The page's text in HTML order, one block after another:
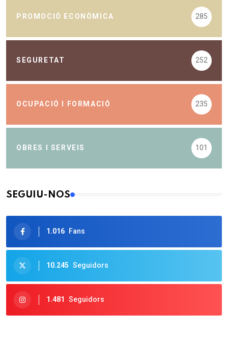
PROMOCIÓ ECONÒMICA 285
SEGURETAT 252
OCUPACIÓ I FORMACIÓ 235
OBRES I SERVEIS 101
SEGUIU-NOS
1.016 Fans
10.245 Seguidors
1.481 Seguidors